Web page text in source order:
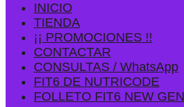
INICIO
TIENDA
¡¡ PROMOCIONES !!
CONTACTAR
CONSULTAS / WhatsApp
FIT6 DE NUTRICODE
FOLLETO FIT6 NEW